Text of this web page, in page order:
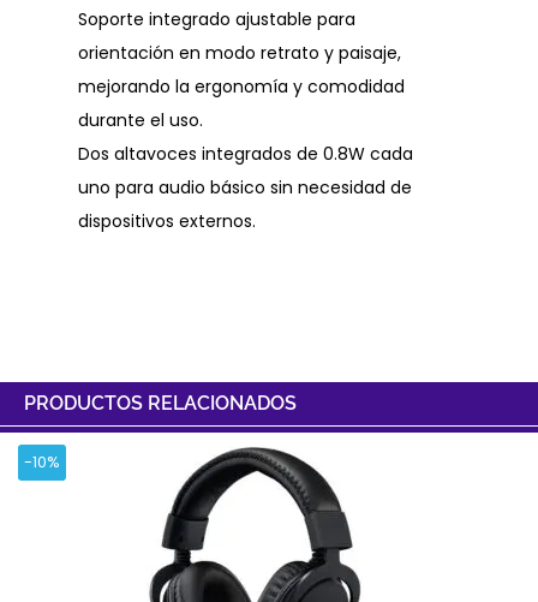
Soporte integrado ajustable para
orientación en modo retrato y paisaje,
mejorando la ergonomía y comodidad
durante el uso.
Dos altavoces integrados de 0.8W cada
uno para audio básico sin necesidad de
dispositivos externos.
PRODUCTOS RELACIONADOS
-10%